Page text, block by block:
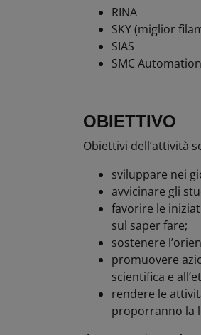
RINA
SKY (miglior
SIAS
SMCAutomation
OBIETTIVO
Obiettivi dell’attività
sviluppare nei
avvicinare gli
favorire le
sul saper fare;
sostenere
promuovere
scientifica e
rendere le
proporranno la